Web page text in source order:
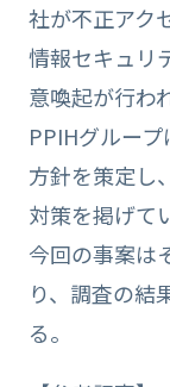
社が不正アク
情報セキュリ
意喚起が行わ
PPIHグルー
方針を策定し
対策を掲げて
今回の事案は
り、調査の結
る。